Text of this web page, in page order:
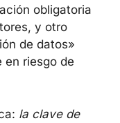
obligatoria
y otro
de datos»
en riesgo de
la clave de